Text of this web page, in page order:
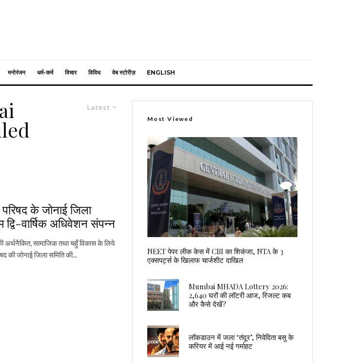
मनोरंजन धर्म-कर्म विचार विविध वेब स्टोरीज़ ENGLISH
Latest
के जोनाई जिला
वार्षिक अधिवेशन संपन्न
अर्थनैकित, सामाजिक तथा चहुँ विकास के लिये
की जोनाई जिला समिति की...
Most Viewed
NEET पेपर लीक केस में CBI का शिकंजा, NTA के 3
एक्सपर्ट्स के खिलाफ चार्जशीट दाखिल
Mumbai MHADA Lottery 2026:
2,640 घरों की लॉटरी आज, रिजल्ट कब
और कैसे देखें?
लॉकडाउन में जला ‘तंदूर’, निवेदिता बसु के
करियर में आई नई गर्माहट